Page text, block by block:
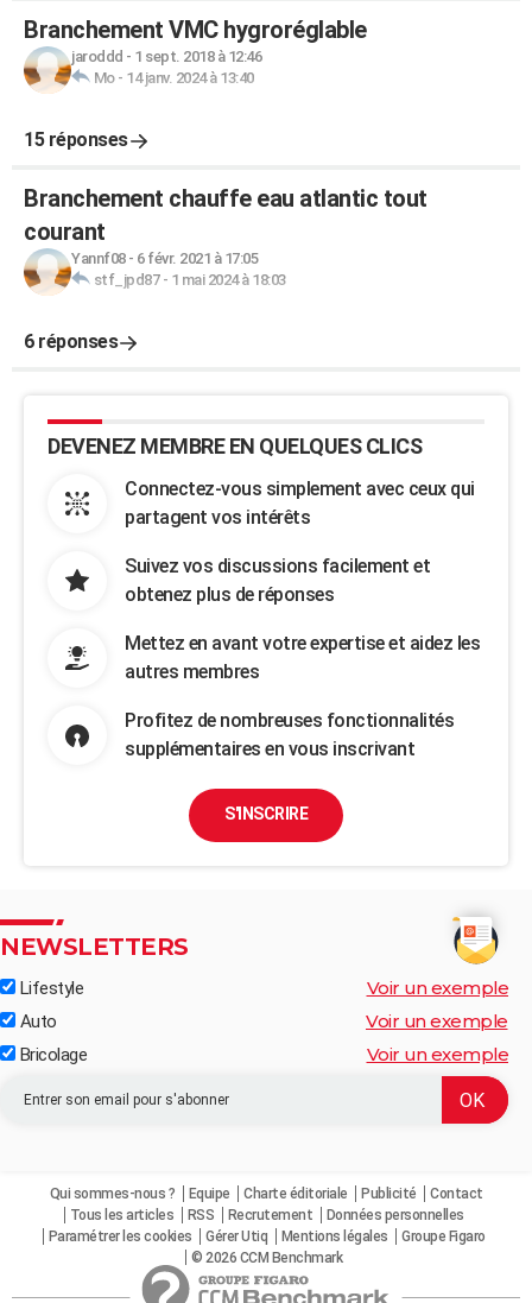
Branchement VMC hygroréglable
jaroddd - 1 sept. 2018 à 12:46
Mo- 14 janv. 2024 à 13:40
15 réponses
Branchement chauffe eau atlantic tout
courant
Yannf08- 6 févr. 2021 à 17:05
stf_jpd87- 1 mai 2024 à 18:03
6 réponses
DEVENEZ MEMBRE EN QUELQUES CLICS
Connectez-vous simplement avec ceux qui
partagent vos intérêts
Suivez vos discussions facilement et
obtenez plus de réponses
Mettez en avant votre expertise et aidez les
autres membres
Profitez de nombreuses fonctionnalités
supplémentaires en vous inscrivant
S'INSCRIRE
NEWSLETTERS
Lifestyle Voir un exemple
Auto Voir un exemple
Bricolage Voir un exemple
Qui sommes-nous ? Equipe Charte éditoriale Publicité
Contact
Tous les articles
RSS Recrutement
Données personnelles
Paramétrer les cookies
Gérer Utiq Mentions légales
Groupe Figaro
© 2026 CCM Benchmark